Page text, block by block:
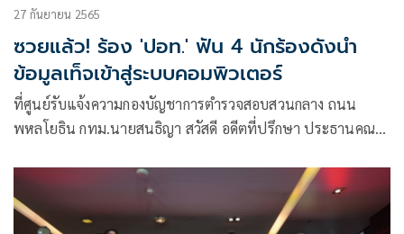
27 กันยายน 2565
ซวยแล้ว! ร้อง 'ปอท.' ฟัน 4 นักร้องดังนำ
ข้อมูลเท็จเข้าสู่ระบบคอมพิวเตอร์
ที่ศูนย์รับแจ้งความกองบัญชาการตำรวจสอบสวนกลาง ถนน
พหลโยธิน กทม.นายสนธิญา สวัสดี อดีตที่ปรึกษา ประธานคณะ
ราษฎร เดินทาง